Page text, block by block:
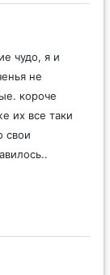
чудо, я и
не
короче
их все таки
свои